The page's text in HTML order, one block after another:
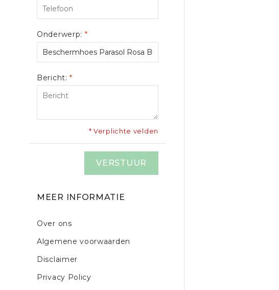
Onderwerp: *
Bericht:*
* Verplichte velden
VERSTUUR
MEER INFORMATIE
Over ons
Algemene voorwaarden
Disclaimer
Privacy Policy